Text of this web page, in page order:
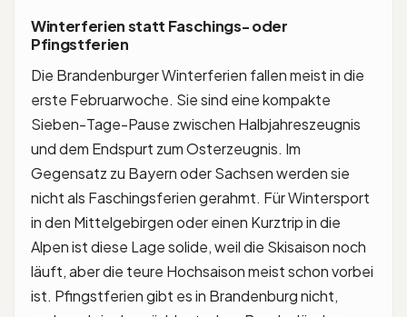
Winterferien statt Faschings- oder
Pfingstferien
Die Brandenburger Winterferien fallen meist in die
erste Februarwoche. Sie sind eine kompakte
Sieben-Tage-Pause zwischen Halbjahreszeugnis
und dem Endspurt zum Osterzeugnis. Im
Gegensatz zu Bayern oder Sachsen werden sie
nicht als Faschingsferien gerahmt. Für Wintersport
in den Mittelgebirgen oder einen Kurztrip in die
Alpen ist diese Lage solide, weil die Skisaison noch
läuft, aber die teure Hochsaison meist schon vorbei
ist. Pfingstferien gibt es in Brandenburg nicht,